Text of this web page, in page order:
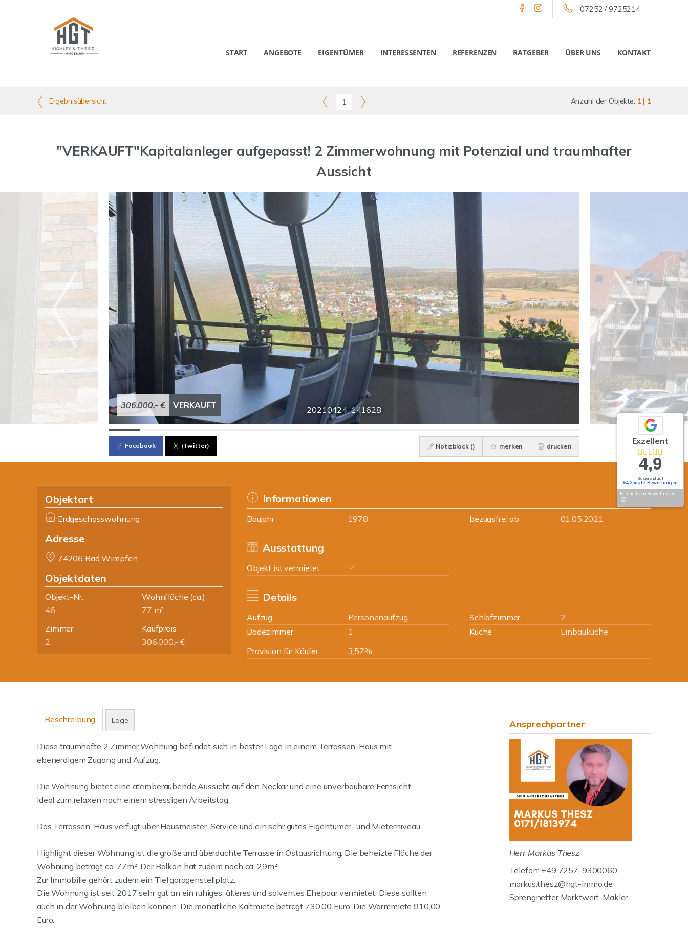
07252 / 9725214
START ANGEBOTE EIGENTÜMER INTERESSENTEN REFERENZEN RATGEBER ÜBER UNS KONTAKT
Ergebnisübersicht 1 Anzahl der Objekte: 1 | 1
"VERKAUFT"Kapitalanleger aufgepasst! 2 Zimmerwohnung mit Potenzial und traumhafter
Aussicht
20210424_141628
306.000,- € VERKAUFT
Facebook (Twitter) Notizblock () merken drucken
Objektart
Erdgeschosswohnung
Adresse
74206 Bad Wimpfen
Objektdaten
Objekt-Nr.
46
Wohnfläche (ca.)
77 m²
Zimmer
2
Kaufpreis
306.000,- €
Informationen
Baujahr 1978 bezugsfrei ab 01.05.2021
Ausstattung
Objekt ist vermietet
Details
Aufzug Personenaufzug Schlafzimmer
2
Badezimmer
1 Küche
Einbauküche
Provision für Käufer
3,57%
Beschreibung Lage
Diese traumhafte 2 Zimmer Wohnung befindet sich in bester Lage in einem Terrassen-Haus mit
ebenerdigem Zugang und Aufzug.
Die Wohnung bietet eine atemberaubende Aussicht auf den Neckar und eine unverbaubare Fernsicht.
Ideal zum relaxen nach einem stressigen Arbeitstag.
Das Terrassen-Haus verfügt über Hausmeister-Service und ein sehr gutes Eigentümer- und Mieterniveau.
Highlight dieser Wohnung ist die große und überdachte Terrasse in Ostausrichtung. Die beheizte Fläche der
Wohnung beträgt ca. 77m². Der Balkon hat zudem noch ca. 29m².
Zur Immobilie gehört zudem ein Tiefgaragenstellplatz.
Die Wohnung ist seit 2017 sehr gut an ein ruhiges, älteres und solventes Ehepaar vermietet. Diese sollten
auch in der Wohnung bleiben können. Die monatliche Kaltmiete beträgt 730,00 Euro. Die Warmmiete 910,00
Euro.
Ansprechpartner
Herr Markus Thesz
Telefon: +49 7257-9300060
markus.thesz@hgt-immo.de
Sprengnetter Marktwert-Makler
Exzellent
4,9
Basierend auf
64 Google-Bewertungen
Echtheit von Bewertungen